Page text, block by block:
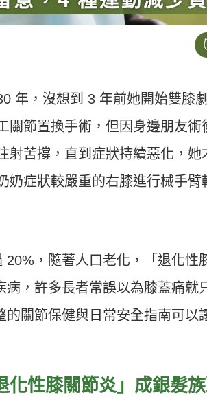
年，沒想到 3 年前她開始雙膝
關節置換手術，但因身邊朋友術
射苦撐，直到症狀持續惡化，她
奶症狀較嚴重的右膝進行械手臂
，隨著人口老化，「退化性
，許多長者常誤以為膝蓋痛就
關節保健與日常安全指南可以
化性膝關節炎」成銀髮